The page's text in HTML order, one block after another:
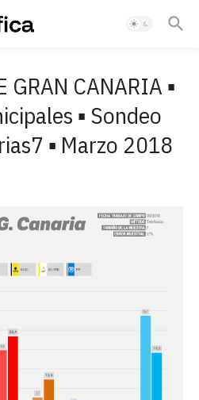
GRAN CANARIA ▪
▪ Sondeo
▪ Marzo 2018